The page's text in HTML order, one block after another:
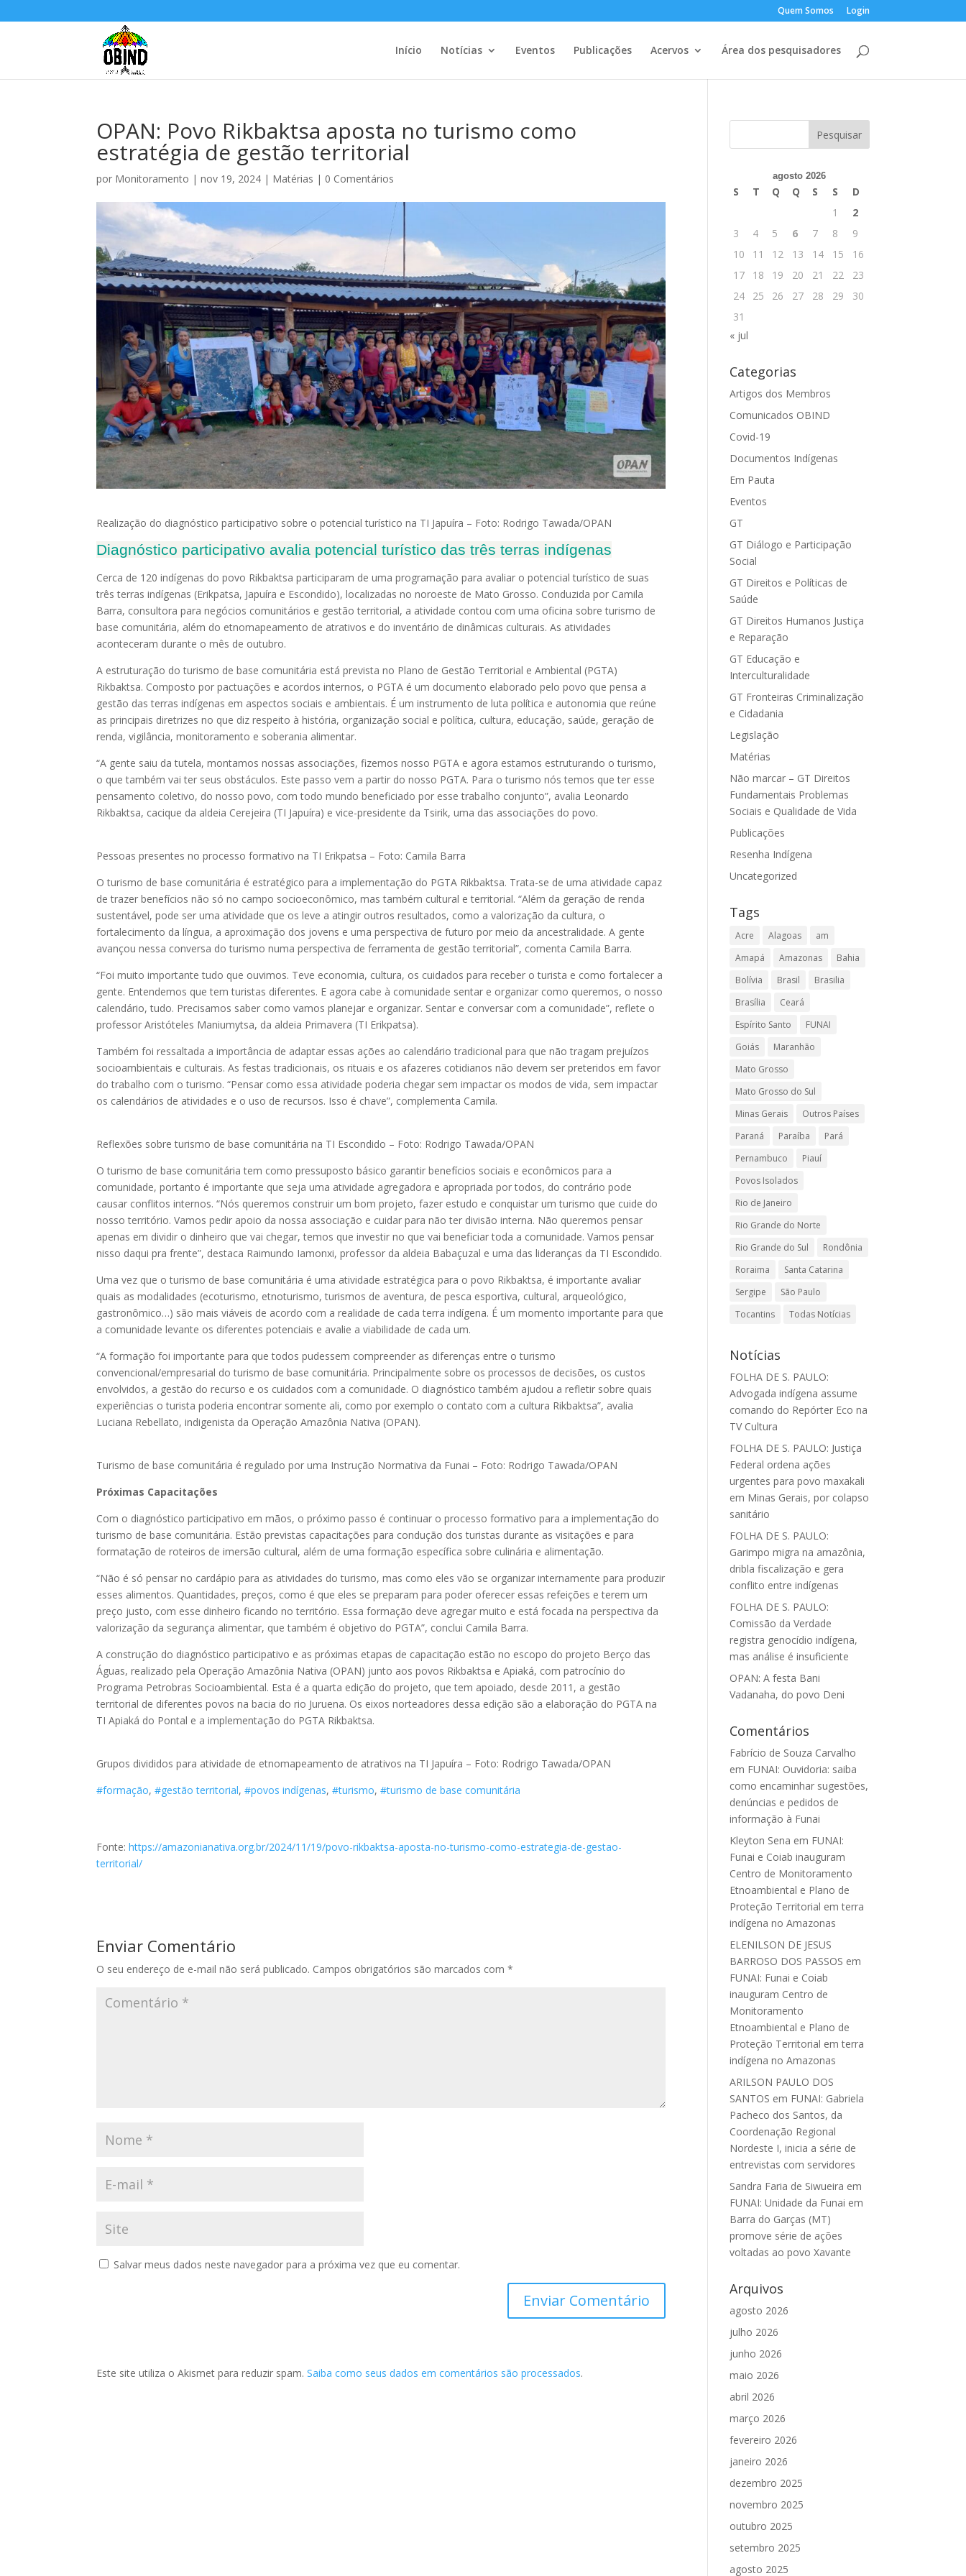
Quem Somos Login
Início Notícias Eventos Publicações Acervos Área dos pesquisadores
OPAN: Povo Rikbaktsa aposta no turismo como
estratégia de gestão territorial
por Monitoramento |nov 19, 2024 | Matérias | 0 Comentários
Realização do diagnóstico participativo sobre o potencial turístico na TI Japuíra – Foto: Rodrigo Tawada/OPAN
Diagnóstico participativo avalia potencial turístico das três terras indígenas
Cerca de 120 indígenas do povo Rikbaktsa participaram de uma programação para avaliar o potencial turístico de suas
três terras indígenas (Erikpatsa, Japuíra e Escondido), localizadas no noroeste de Mato Grosso. Conduzida por Camila
Barra, consultora para negócios comunitários e gestão territorial, a atividade contou com uma oficina sobre turismo de
base comunitária, além do etnomapeamento de atrativos e do inventário de dinâmicas culturais. As atividades
aconteceram durante o mês de outubro.
A estruturação do turismo de base comunitária está prevista no Plano de Gestão Territorial e Ambiental (PGTA)
Rikbaktsa. Composto por pactuações e acordos internos, o PGTA é um documento elaborado pelo povo que pensa a
gestão das terras indígenas em aspectos sociais e ambientais. É um instrumento de luta política e autonomia que reúne
as principais diretrizes no que diz respeito à história, organização social e política, cultura, educação, saúde, geração de
renda, vigilância, monitoramento e soberania alimentar.
“A gente saiu da tutela, montamos nossas associações, fizemos nosso PGTA e agora estamos estruturando o turismo,
o que também vai ter seus obstáculos. Este passo vem a partir do nosso PGTA. Para o turismo nós temos que ter esse
pensamento coletivo, do nosso povo, com todo mundo beneficiado por esse trabalho conjunto”, avalia Leonardo
Rikbaktsa, cacique da aldeia Cerejeira (TI Japuíra) e vice-presidente da Tsirik, uma das associações do povo.
Pessoas presentes no processo formativo na TI Erikpatsa – Foto: Camila Barra
O turismo de base comunitária é estratégico para a implementação do PGTA Rikbaktsa. Trata-se de uma atividade capaz
de trazer benefícios não só no campo socioeconômico, mas também cultural e territorial. “Além da geração de renda
sustentável, pode ser uma atividade que os leve a atingir outros resultados, como a valorização da cultura, o
fortalecimento da língua, a aproximação dos jovens e uma perspectiva de futuro por meio da ancestralidade. A gente
avançou nessa conversa do turismo numa perspectiva de ferramenta de gestão territorial”, comenta Camila Barra.
“Foi muito importante tudo que ouvimos. Teve economia, cultura, os cuidados para receber o turista e como fortalecer a
gente. Entendemos que tem turistas diferentes. E agora cabe à comunidade sentar e organizar como queremos, o nosso
calendário, tudo. Precisamos saber como vamos planejar e organizar. Sentar e conversar com a comunidade”, reflete o
professor Aristóteles Maniumytsa, da aldeia Primavera (TI Erikpatsa).
Também foi ressaltada a importância de adaptar essas ações ao calendário tradicional para que não tragam prejuízos
socioambientais e culturais. As festas tradicionais, os rituais e os afazeres cotidianos não devem ser preteridos em favor
do trabalho com o turismo. “Pensar como essa atividade poderia chegar sem impactar os modos de vida, sem impactar
os calendários de atividades e o uso de recursos. Isso é chave”, complementa Camila.
Reflexões sobre turismo de base comunitária na TI Escondido – Foto: Rodrigo Tawada/OPAN
O turismo de base comunitária tem como pressuposto básico garantir benefícios sociais e econômicos para a
comunidade, portanto é importante que seja uma atividade agregadora e apropriada por todos, do contrário pode
causar conflitos internos. “Nós queremos construir um bom projeto, fazer estudo e conquistar um turismo que cuide do
nosso território. Vamos pedir apoio da nossa associação e cuidar para não ter divisão interna. Não queremos pensar
apenas em dividir o dinheiro que vai chegar, temos que investir no que vai beneficiar toda a comunidade. Vamos pensar
nisso daqui pra frente”, destaca Raimundo Iamonxi, professor da aldeia Babaçuzal e uma das lideranças da TI Escondido.
Uma vez que o turismo de base comunitária é uma atividade estratégica para o povo Rikbaktsa, é importante avaliar
quais as modalidades (ecoturismo, etnoturismo, turismos de aventura, de pesca esportiva, cultural, arqueológico,
gastronômico…) são mais viáveis de acordo com a realidade de cada terra indígena. É um momento importante para que
a comunidade levante os diferentes potenciais e avalie a viabilidade de cada um.
“A formação foi importante para que todos pudessem compreender as diferenças entre o turismo
convencional/empresarial do turismo de base comunitária. Principalmente sobre os processos de decisões, os custos
envolvidos, a gestão do recurso e os cuidados com a comunidade. O diagnóstico também ajudou a refletir sobre quais
experiências o turista poderia encontrar somente ali, como por exemplo o contato com a cultura Rikbaktsa”, avalia
Luciana Rebellato, indigenista da Operação Amazônia Nativa (OPAN).
Turismo de base comunitária é regulado por uma Instrução Normativa da Funai – Foto: Rodrigo Tawada/OPAN
Próximas Capacitações
Com o diagnóstico participativo em mãos, o próximo passo é continuar o processo formativo para a implementação do
turismo de base comunitária. Estão previstas capacitações para condução dos turistas durante as visitações e para
formatação de roteiros de imersão cultural, além de uma formação específica sobre culinária e alimentação.
“Não é só pensar no cardápio para as atividades do turismo, mas como eles vão se organizar internamente para produzir
esses alimentos. Quantidades, preços, como é que eles se preparam para poder oferecer essas refeições e terem um
preço justo, com esse dinheiro ficando no território. Essa formação deve agregar muito e está focada na perspectiva da
valorização da segurança alimentar, que também é objetivo do PGTA”, conclui Camila Barra.
A construção do diagnóstico participativo e as próximas etapas de capacitação estão no escopo do projeto Berço das
Águas, realizado pela Operação Amazônia Nativa (OPAN) junto aos povos Rikbaktsa e Apiaká, com patrocínio do
Programa Petrobras Socioambiental. Esta é a quarta edição do projeto, que tem apoiado, desde 2011, a gestão
territorial de diferentes povos na bacia do rio Juruena. Os eixos norteadores dessa edição são a elaboração do PGTA na
TI Apiaká do Pontal e a implementação do PGTA Rikbaktsa.
Grupos divididos para atividade de etnomapeamento de atrativos na TI Japuíra – Foto: Rodrigo Tawada/OPAN
#formação,#gestão territorial,#povos indígenas,#turismo,#turismo de base comunitária
Fonte:https://amazonianativa.org.br/2024/11/19/povo-rikbaktsa-aposta-no-turismo-como-estrategia-de-gestao-
territorial/
Enviar Comentário
O seu endereço de e-mail não será publicado. Campos obrigatórios são marcados com*
Salvar meus dados neste navegador para a próxima vez que eu comentar.
Este site utiliza o Akismet para reduzir spam.Saiba como seus dados em comentários são processados.
agosto 2026
S T Q Q S S
D
1
2
3
4 5 6 7 8
9
10
11 12 13 14 15
16
17
18 19 20 21 22
23
24
25 26 27 28 29
30
31
« jul
Categorias
Artigos dos Membros
Comunicados OBIND
Covid-19
Documentos Indígenas
Em Pauta
Eventos
GT
GT Diálogo e Participação
Social
GT Direitos e Políticas de
Saúde
GT Direitos Humanos Justiça
e Reparação
GT Educação e
Interculturalidade
GT Fronteiras Criminalização
e Cidadania
Legislação
Matérias
Não marcar – GT Direitos
Fundamentais Problemas
Sociais e Qualidade de Vida
Publicações
Resenha Indígena
Uncategorized
Tags
Acre Alagoas
am
Amapá
Amazonas
Bahia
Bolívia
Brasil
Brasilia
Brasília
Ceará
Espírito Santo
FUNAI
Goiás
Maranhão
Mato Grosso
Mato Grosso do Sul
Minas Gerais
Outros Países
Paraná
Paraíba
Pará
Pernambuco
Piauí
Povos Isolados
Rio de Janeiro
Rio Grande do Norte
Rio Grande do Sul
Rondônia
Roraima
Santa Catarina
Sergipe
São Paulo
Tocantins
Todas Notícias
Notícias
FOLHA DE S. PAULO:
Advogada indígena assume
comando do Repórter Eco na
TV Cultura
FOLHA DE S. PAULO: Justiça
Federal ordena ações
urgentes para povo maxakali
em Minas Gerais, por colapso
sanitário
FOLHA DE S. PAULO:
Garimpo migra na amazônia,
dribla fiscalização e gera
conflito entre indígenas
FOLHA DE S. PAULO:
Comissão da Verdade
registra genocídio indígena,
mas análise é insuficiente
OPAN: A festa Bani
Vadanaha, do povo Deni
Comentários
Fabrício de Souza Carvalho
em FUNAI: Ouvidoria: saiba
como encaminhar sugestões,
denúncias e pedidos de
informação à Funai
Kleyton Sena em FUNAI:
Funai e Coiab inauguram
Centro de Monitoramento
Etnoambiental e Plano de
Proteção Territorial em terra
indígena no Amazonas
ELENILSON DE JESUS
BARROSO DOS PASSOS em
FUNAI: Funai e Coiab
inauguram Centro de
Monitoramento
Etnoambiental e Plano de
Proteção Territorial em terra
indígena no Amazonas
ARILSON PAULO DOS
SANTOS em FUNAI: Gabriela
Pacheco dos Santos, da
Coordenação Regional
Nordeste I, inicia a série de
entrevistas com servidores
Sandra Faria de Siwueira em
FUNAI: Unidade da Funai em
Barra do Garças (MT)
promove série de ações
voltadas ao povo Xavante
Arquivos
agosto 2026
julho 2026
junho 2026
maio 2026
abril 2026
março 2026
fevereiro 2026
janeiro 2026
dezembro 2025
novembro 2025
outubro 2025
setembro 2025
agosto 2025